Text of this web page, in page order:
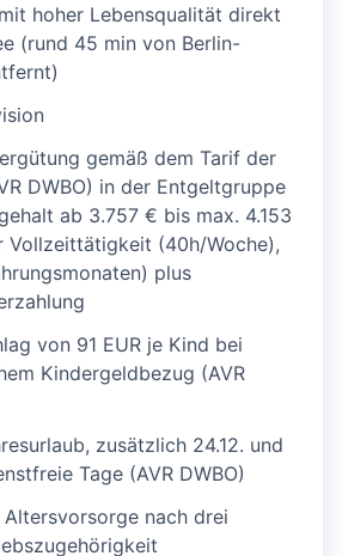
hoher Lebensqualität direkt
(rund 45 min von Berlin-
gemäß dem Tarif der
DWBO) in der Entgeltgruppe
ab 3.757 € bis max. 4.153
Vollzeittätigkeit (40h/Woche),
plus
von 91 EUR je Kind bei
Kindergeldbezug (AVR
zusätzlich 24.12. und
Tage (AVR DWBO)
nach drei